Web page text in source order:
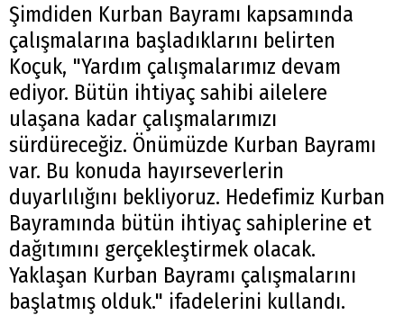
Şimdiden Kurban Bayramı kapsamında
çalışmalarına başladıklarını belirten
Koçuk, "Yardım çalışmalarımız devam
ediyor. Bütün ihtiyaç sahibi ailelere
ulaşana kadar çalışmalarımızı
sürdüreceğiz. Önümüzde Kurban Bayramı
var. Bu konuda hayırseverlerin
duyarlılığını bekliyoruz. Hedefimiz Kurban
Bayramında bütün ihtiyaç sahiplerine et
dağıtımını gerçekleştirmek olacak.
Yaklaşan Kurban Bayramı çalışmalarını
başlatmış olduk." ifadelerini kullandı.